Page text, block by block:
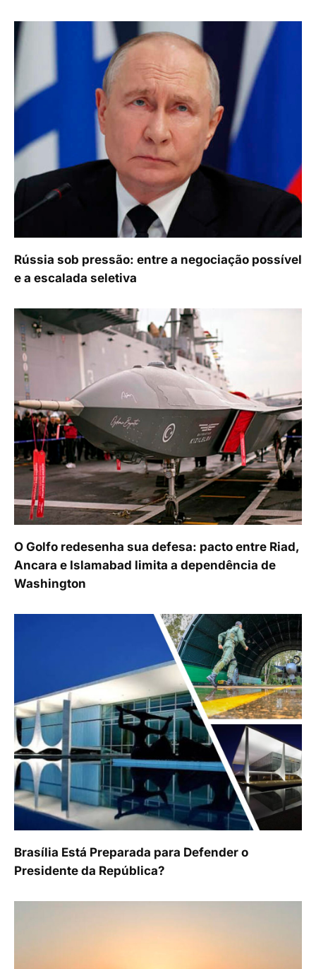
Rússia sob pressão: entre a negociação possível
e a escalada seletiva
O Golfo redesenha sua defesa: pacto entre Riad,
Ancara e Islamabad limita a dependência de
Washington
Brasília Está Preparada para Defender o
Presidente da República?